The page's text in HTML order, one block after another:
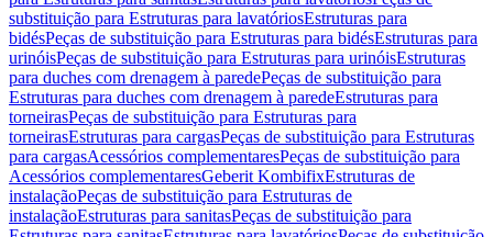
substituição para Estruturas para lavatóriosEstruturas para
bidésPeças de substituição para Estruturas para bidésEstruturas para
urinóisPeças de substituição para Estruturas para urinóisEstruturas
para duches com drenagem à paredePeças de substituição para
Estruturas para duches com drenagem à paredeEstruturas para
torneirasPeças de substituição para Estruturas para
torneirasEstruturas para cargasPeças de substituição para Estruturas
para cargasAcessórios complementaresPeças de substituição para
Acessórios complementaresGeberit KombifixEstruturas de
instalaçãoPeças de substituição para Estruturas de
instalaçãoEstruturas para sanitasPeças de substituição para